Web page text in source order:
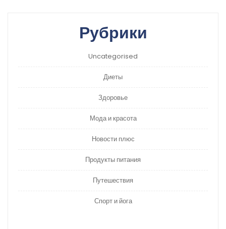
Рубрики
Uncategorised
Диеты
Здоровье
Мода и красота
Новости плюс
Продукты питания
Путешествия
Спорт и йога